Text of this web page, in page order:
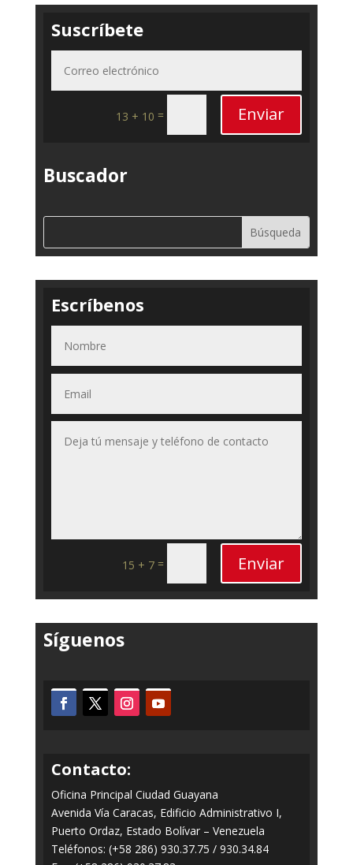
Suscríbete
13 + 10 = Enviar
Buscador
Escríbenos
15 + 7 = Enviar
Síguenos
Contacto:
Oficina Principal Ciudad Guayana
Avenida Vía Caracas, Edificio Administrativo I,
Puerto Ordaz, Estado Bolívar – Venezuela
Teléfonos: (+58 286) 930.37.75 / 930.34.84